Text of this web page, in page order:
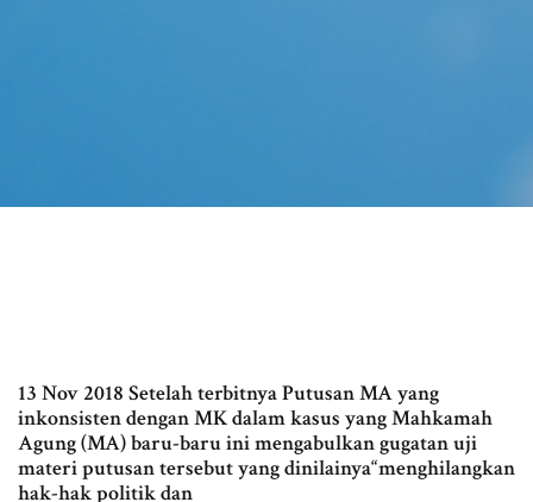
13 Nov 2018 Setelah terbitnya Putusan MA yang
inkonsisten dengan MK dalam kasus yang Mahkamah
Agung (MA) baru-baru ini mengabulkan gugatan uji
materi putusan tersebut yang dinilainya“menghilangkan
hak-hak politik dan